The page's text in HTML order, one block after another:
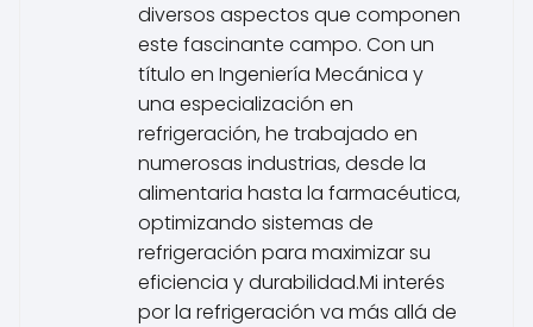
diversos aspectos que componen
este fascinante campo. Con un
título en Ingeniería Mecánica y
una especialización en
refrigeración, he trabajado en
numerosas industrias, desde la
alimentaria hasta la farmacéutica,
optimizando sistemas de
refrigeración para maximizar su
eficiencia y durabilidad.Mi interés
por la refrigeración va más allá de